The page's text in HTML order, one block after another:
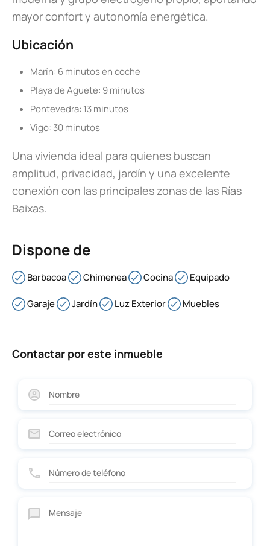
mayor confort y autonomía energética.
Ubicación
Marín: 6 minutos en coche
Playa de Aguete: 9 minutos
Pontevedra: 13 minutos
Vigo: 30 minutos
Una vivienda ideal para quienes buscan
amplitud, privacidad, jardín y una excelente
conexión con las principales zonas de las Rías
Baixas.
Dispone de
Barbacoa Chimenea Cocina Equipado
Garaje Jardín Luz Exterior Muebles
Contactar por este inmueble